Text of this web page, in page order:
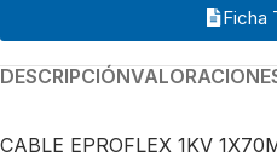
Ficha
DESCRIPCIÓN
CABLE EPROFLEX 1KV